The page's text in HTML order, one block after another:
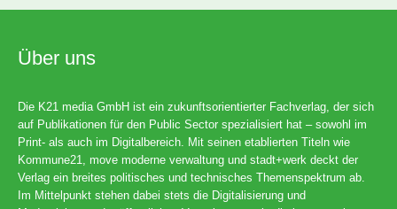
Über uns
Die K21 media GmbH ist ein zukunftsorientierter Fachverlag, der sich
auf Publikationen für den Public Sector spezialisiert hat – sowohl im
Print- als auch im Digitalbereich. Mit seinen etablierten Titeln wie
Kommune21, move moderne verwaltung und stadt+werk deckt der
Verlag ein breites politisches und technisches Themenspektrum ab.
Im Mittelpunkt stehen dabei stets die Digitalisierung und